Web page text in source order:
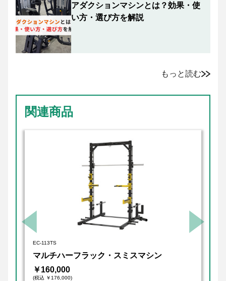
アダクションマシンとは？効果・使
い方・選び方を解説
もっと読む
関連商品
EC-113TS
マルチハーフラック・スミスマシン
￥160,000
(税込 ￥176,000)